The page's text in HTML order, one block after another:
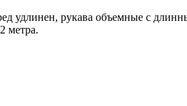
удлинен, рукава объемные с
метра.